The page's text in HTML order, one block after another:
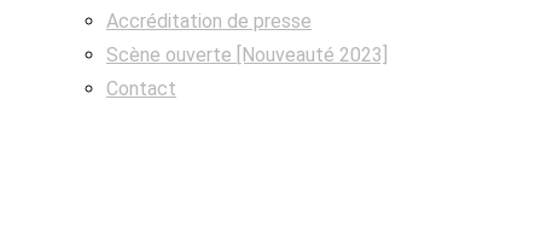
Accréditation de presse
Scène ouverte [Nouveauté 2023]
Contact